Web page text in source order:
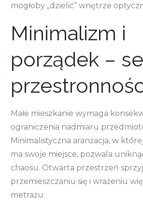
mogłoby „dzielić” wnętrze
Minimalizm i
porządek –
Małe mieszkanie wymaga
ograniczenia nadmiaru
Minimalistyczna aranżacja, w
ma swoje miejsce, pozwala
chaosu. Otwarta przestrzeń
przemieszczaniu się i wrażeniu
metrażu.